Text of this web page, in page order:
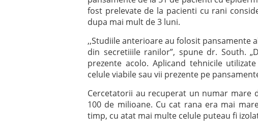
fost prelevate de la pacienti cu rani
dupa mai mult de 3 luni.
,,Studiile anterioare au folosit pansamente
din secretiiile ranilor”, spune dr. South.
prezente acolo. Aplicand tehnicile
celule viabile sau vii prezente pe
Cercetatorii au recuperat un numar mare
100 de milioane. Cu cat rana era mai
timp, cu atat mai multe celule puteau fi